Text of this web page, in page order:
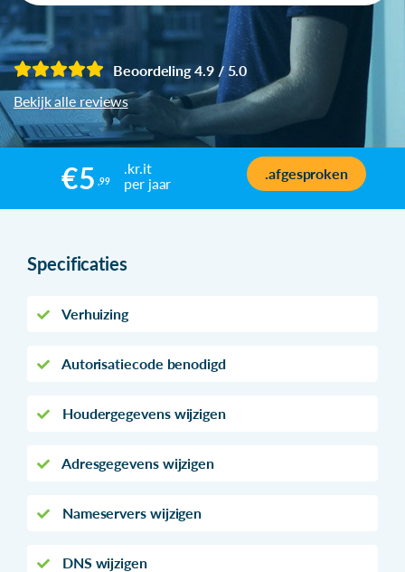
Beoordeling 4.9 / 5.0
Bekijk alle reviews
€5 ,99
.kr.it
per jaar
.afgesproken
Specificaties
Verhuizing
Autorisatiecode benodigd
Houdergegevens wijzigen
Adresgegevens wijzigen
Nameservers wijzigen
DNS wijzigen